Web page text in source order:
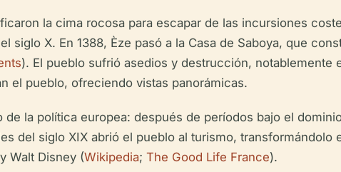
la cima rocosa para escapar de las incursiones
siglo X. En 1388, Èze pasó a la Casa de Saboya, que
). El pueblo sufrió asedios y destrucción, notablemente
el pueblo, ofreciendo vistas panorámicas.
la política europea: después de períodos bajo el
del siglo XIX abrió el pueblo al turismo,
Walt Disney (Wikipedia; The Good Life France).